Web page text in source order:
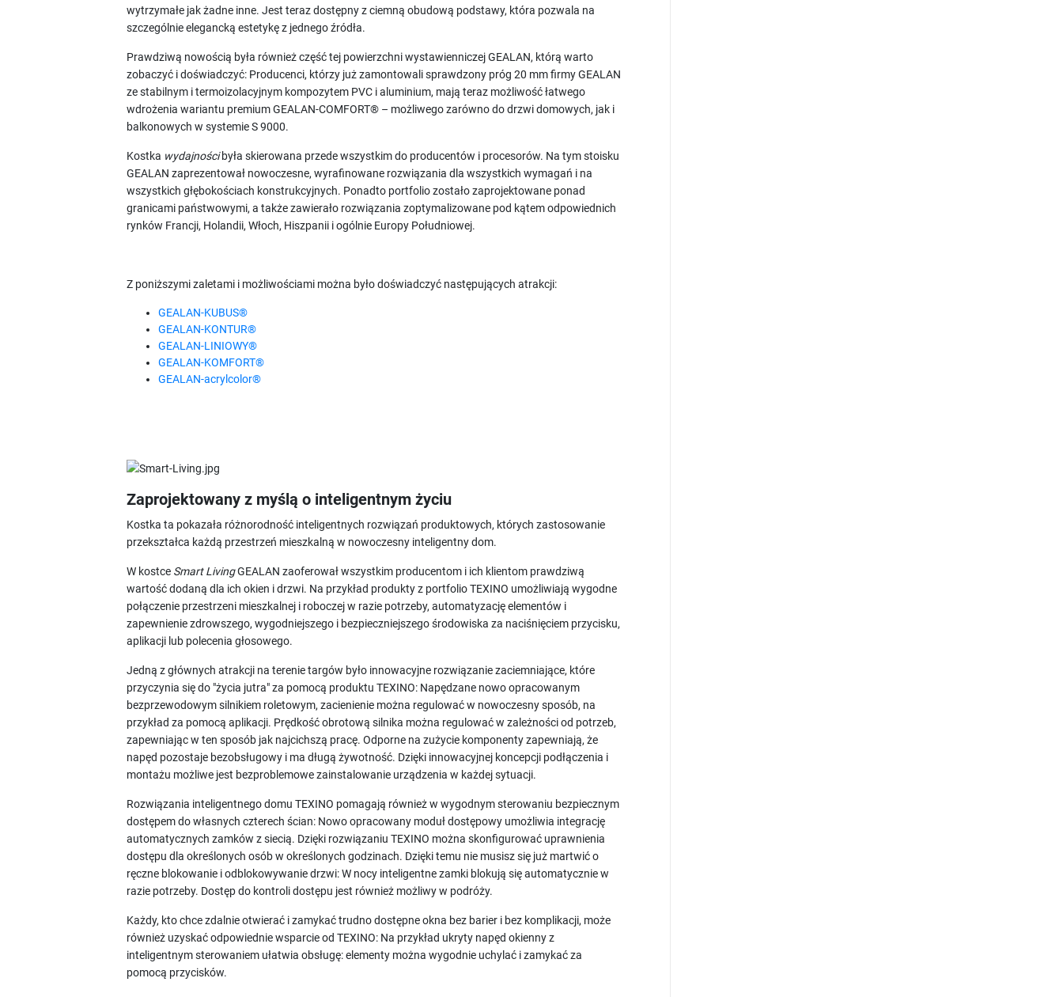
wytrzymałe jak żadne inne. Jest teraz dostępny z ciemną obudową podstawy, która pozwala na
szczególnie elegancką estetykę z jednego źródła.
Prawdziwą nowością była również część tej powierzchni wystawienniczej GEALAN, którą warto
zobaczyć i doświadczyć: Producenci, którzy już zamontowali sprawdzony próg 20 mm firmy GEALAN
ze stabilnym i termoizolacyjnym kompozytem PVC i aluminium, mają teraz możliwość łatwego
wdrożenia wariantu premium GEALAN-COMFORT® – możliwego zarówno do drzwi domowych, jak i
balkonowych w systemie S 9000.
Kostka wydajnościbyła skierowana przede wszystkim do producentów i procesorów. Na tym stoisku
GEALAN zaprezentował nowoczesne, wyrafinowane rozwiązania dla wszystkich wymagań i na
wszystkich głębokościach konstrukcyjnych. Ponadto portfolio zostało zaprojektowane ponad
granicami państwowymi, a także zawierało rozwiązania zoptymalizowane pod kątem odpowiednich
rynków Francji, Holandii, Włoch, Hiszpanii i ogólnie Europy Południowej.
Z poniższymi zaletami i możliwościami można było doświadczyć następujących atrakcji:
GEALAN-KUBUS®
GEALAN-KONTUR®
GEALAN-LINIOWY®
GEALAN-KOMFORT®
GEALAN-acrylcolor®
Zaprojektowany z myślą o inteligentnym życiu
Kostka ta pokazała różnorodność inteligentnych rozwiązań produktowych, których zastosowanie
przekształca każdą przestrzeń mieszkalną w nowoczesny inteligentny dom.
W kostce Smart LivingGEALAN zaoferował wszystkim producentom i ich klientom prawdziwą
wartość dodaną dla ich okien i drzwi. Na przykład produkty z portfolio TEXINO umożliwiają wygodne
połączenie przestrzeni mieszkalnej i roboczej w razie potrzeby, automatyzację elementów i
zapewnienie zdrowszego, wygodniejszego i bezpieczniejszego środowiska za naciśnięciem przycisku,
aplikacji lub polecenia głosowego.
Jedną z głównych atrakcji na terenie targów było innowacyjne rozwiązanie zaciemniające, które
przyczynia się do "życia jutra" za pomocą produktu TEXINO: Napędzane nowo opracowanym
bezprzewodowym silnikiem roletowym, zacienienie można regulować w nowoczesny sposób, na
przykład za pomocą aplikacji. Prędkość obrotową silnika można regulować w zależności od potrzeb,
zapewniając w ten sposób jak najcichszą pracę. Odporne na zużycie komponenty zapewniają, że
napęd pozostaje bezobsługowy i ma długą żywotność. Dzięki innowacyjnej koncepcji podłączenia i
montażu możliwe jest bezproblemowe zainstalowanie urządzenia w każdej sytuacji.
Rozwiązania inteligentnego domu TEXINO pomagają również w wygodnym sterowaniu bezpiecznym
dostępem do własnych czterech ścian: Nowo opracowany moduł dostępowy umożliwia integrację
automatycznych zamków z siecią. Dzięki rozwiązaniu TEXINO można skonfigurować uprawnienia
dostępu dla określonych osób w określonych godzinach. Dzięki temu nie musisz się już martwić o
ręczne blokowanie i odblokowywanie drzwi: W nocy inteligentne zamki blokują się automatycznie w
razie potrzeby. Dostęp do kontroli dostępu jest również możliwy w podróży.
Każdy, kto chce zdalnie otwierać i zamykać trudno dostępne okna bez barier i bez komplikacji, może
również uzyskać odpowiednie wsparcie od TEXINO: Na przykład ukryty napęd okienny z
inteligentnym sterowaniem ułatwia obsługę: elementy można wygodnie uchylać i zamykać za
pomocą przycisków.